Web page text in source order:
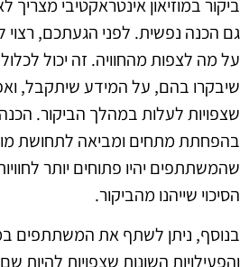
ביקור במוזיאון אינטראקטיבי
גם הכנה נפשית. לפני הגעתכם,
על מה לצפות מהחוויה. זה יכול
שיבקרו בהם, על המידע שיתקבל,
שצפויות לעלות במהלך הביקור.
בהפחתת מתחים ומביאה לתחושת
שהמשתתפים יהיו פתוחים יותר
הסיכוי שייהנו מהביקור.
בנוסף, ניתן לשתף את המשתתפים
והפעילויות השונות שצפויות להיות